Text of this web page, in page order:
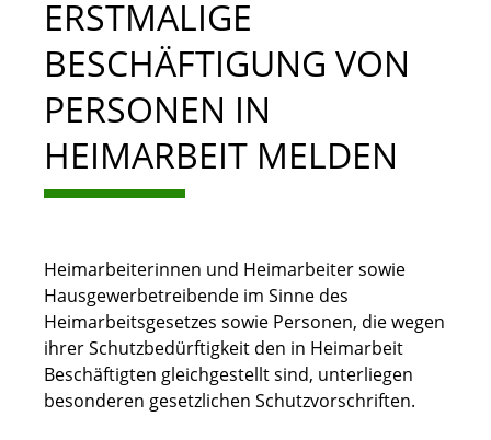
ERSTMALIGE
BESCHÄFTIGUNG VON
PERSONEN IN
HEIMARBEIT MELDEN
Heimarbeiterinnen und Heimarbeiter sowie
Hausgewerbetreibende im Sinne des
Heimarbeitsgesetzes sowie Personen, die wegen
ihrer Schutzbedürftigkeit den in Heimarbeit
Beschäftigten gleichgestellt sind, unterliegen
besonderen gesetzlichen Schutzvorschriften.